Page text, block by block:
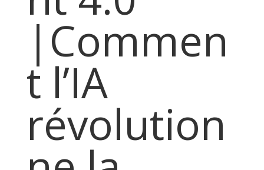
|Commen
t l’IA
révolution